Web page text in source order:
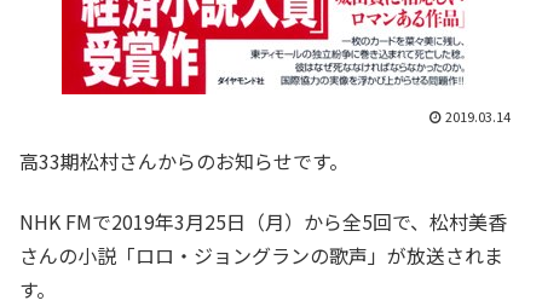
2019.03.14
高33期松村さんからのお知らせです。
NHK FMで2019年3月25日（月）から全5回で、松村美香
さんの小説「ロロ・ジョングランの歌声」が放送されま
す。